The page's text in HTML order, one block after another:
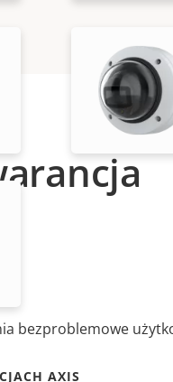
bezproblemowe
AXIS